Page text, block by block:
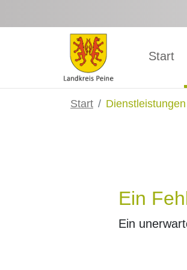
Start
Start Dienstleistungen
Ein
Ein